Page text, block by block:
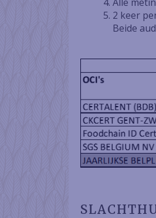
2 keer
Beide